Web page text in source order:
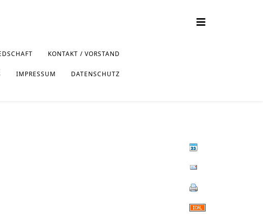
KONTAKT / VORSTAND
IMPRESSUM DATENSCHUTZ